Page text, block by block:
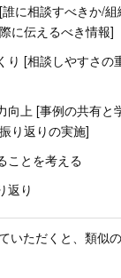
に相談すべきか/組
に伝えるべき情報]
り [相談しやすさの
向上 [事例の共有と
り返りの実施]
ことを考える
返り
いただくと、類似